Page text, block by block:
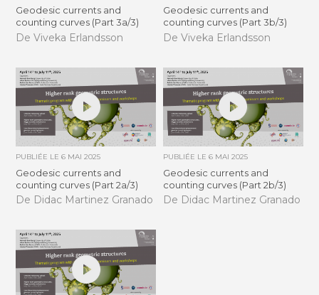
Geodesic currents and
counting curves (Part 3a/3)
De Viveka Erlandsson
Geodesic currents and
counting curves (Part 3b/3)
De Viveka Erlandsson
PUBLIÉE LE6 MAI 2025
Geodesic currents and
counting curves (Part 2a/3)
De Didac Martinez Granado
PUBLIÉE LE 6 MAI 2025
Geodesic currents and
counting curves (Part 2b/3)
De Didac Martinez Granado